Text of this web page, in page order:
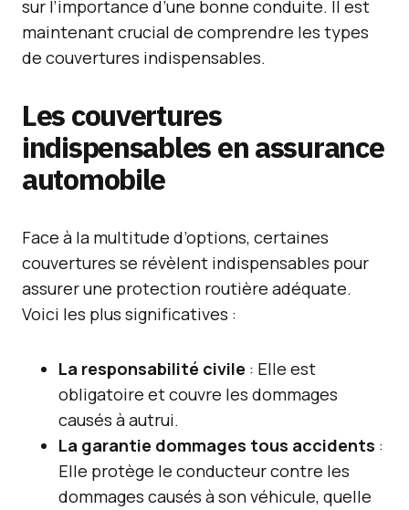
sur l’importance d’une bonne conduite. Il est
maintenant crucial de comprendre les types
de couvertures indispensables.
Les couvertures
indispensables en assurance
automobile
Face à la multitude d’options, certaines
couvertures se révèlent indispensables pour
assurer une protection routière adéquate.
Voici les plus significatives :
La responsabilité civile : Elle est
obligatoire et couvre les dommages
causés à autrui.
La garantie dommages tous accidents :
Elle protège le conducteur contre les
dommages causés à son véhicule, quelle